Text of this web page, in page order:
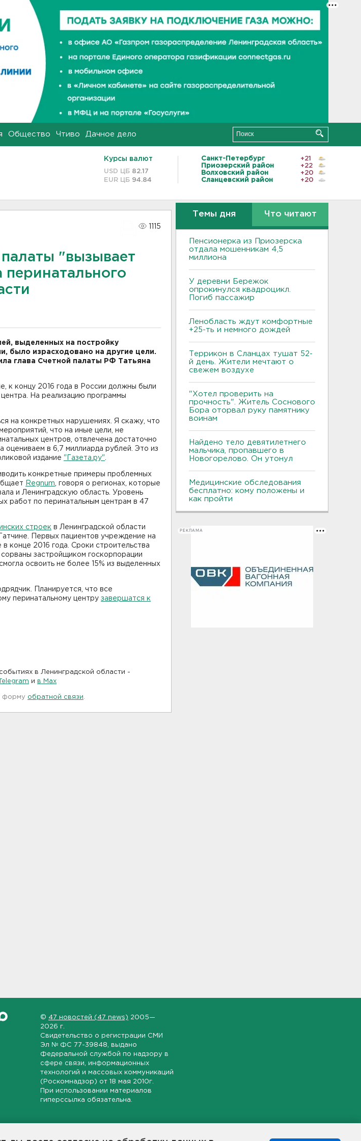
Общество Чтиво Дачное дело
Курсы валют
USD ЦБ 82.17
EUR ЦБ 94.84
Санкт-Петербург
+21
Приозерский район
+22
Волховский район
+20
Сланцевский район
+20
1115
"вызывает
перинатального
выделенных на постройку
было израсходовано на другие цели.
глава Счетной палаты РФ Татьяна
к концу 2016 года в России должны были
На реализацию программы
на конкретных нарушениях. Я скажу, что
что на иные цели, не
центров, отвлечена достаточно
в 6,7 миллиарда рублей. Это из
издание "Газета.ру"
конкретные примеры проблемных
Regnum , говоря о регионах, которые
и Ленинградскую область. Уровень
работ по перинатальным центрам в 47
строек в Ленинградской области
Первых пациентов учреждение на
конце 2016 года. Сроки строительства
застройщиком госкорпорации
освоить не более 15% из выделенных
Планируется, что все
перинатальному центру завершатся к
в Ленинградской области -
и в Maх
форму обратной связи
Темы дня Что читают
Пенсионерка из Приозерска
отдала мошенникам 4,5
миллиона
У деревни Бережок
опрокинулся квадроцикл.
Погиб пассажир
Ленобласть ждут комфортные
+25-ть и немного дождей
Террикон в Сланцах тушат 52-
й день. Жители мечтают о
свежем воздухе
"Хотел проверить на
прочность". Житель Соснового
Бора оторвал руку памятнику
воинам
Найдено тело девятилетнего
мальчика, пропавшего в
Новогорелово. Он утонул
Медицинские обследования
бесплатно: кому положены и
как пройти
РЕКЛАМА
© 47 новостей (47 news) 2005—
2026 г.
Свидетельство о регистрации СМИ
Эл № ФС 77-39848 , выдано
Федеральной службой по надзору в
сфере связи, информационных
технологий и массовых коммуникаций
(Роскомнадзор) от 18 мая 2010г.
При использовании материалов
гиперссылка обязательна.
и инвестиционной активности в регионе.